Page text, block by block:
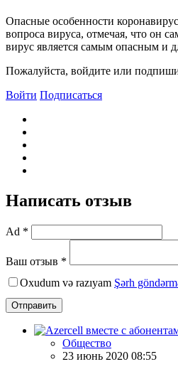
Опасные особенности
вопроса вируса, отмечая, что он
вирус является самым опасным и
Пожалуйста, войдите или
Войти Подписаться
Написать отзыв
Ad *
Ваш отзыв *
Oxudum və razıyam Şərh
Отправить
Общество
23 июнь 2020 08:55